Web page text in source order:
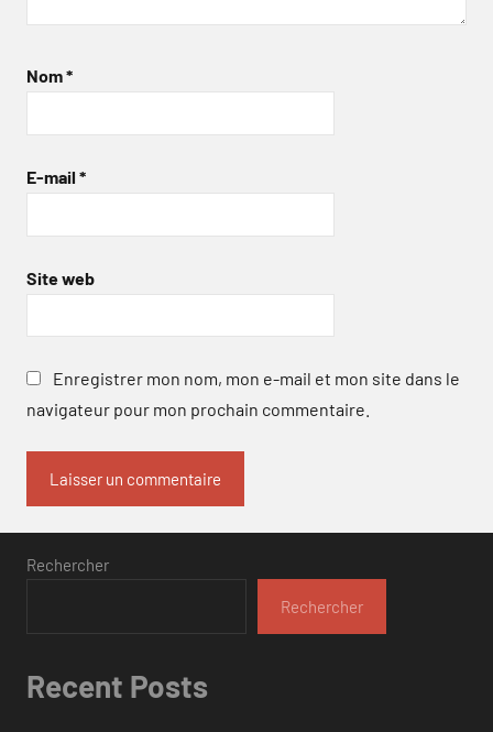
Nom*
E-mail *
Site web
Enregistrer mon nom, mon e-mail et mon site dans le
navigateur pour mon prochain commentaire.
Rechercher
Rechercher
Recent Posts